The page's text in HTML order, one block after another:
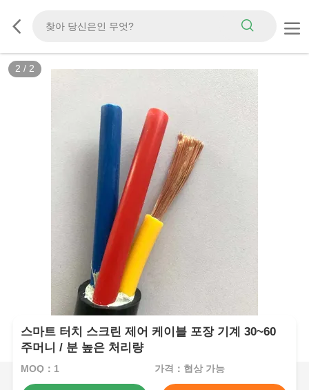
2 / 2
스마트 터치 스크린 제어 케이블 포장 기계 30~60
주머니 / 분 높은 처리량
MOQ：1 가격：협상 가능